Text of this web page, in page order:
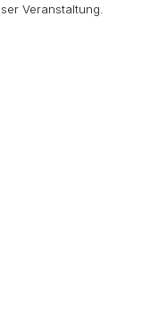
Veranstaltung.